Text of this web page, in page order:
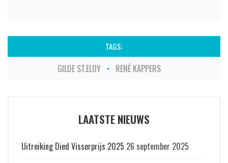
TAGS:
GILDE ST.ELOY RENÉ KAPPERS
LAATSTE NIEUWS
Uitreiking Died Visserprijs 2025 26 september 2025